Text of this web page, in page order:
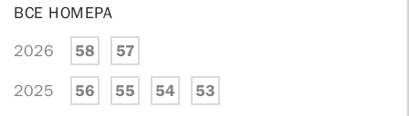
ВСЕ НОМЕРА
2026 58 57
2025 56 55 54 53